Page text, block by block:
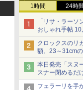
1時間 24時
「リサ・ラー
おしゃれ手帖
ザイン
クロックスのリ
額。23～31cm
ッション素材を
本日発売「スヌ
スナー閉めるだ
とまる
フェラーリを手